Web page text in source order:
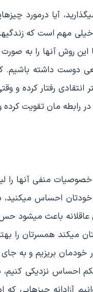
آیا درمورد
مهم است که
این روش آنها را به
واقعی دوست داشته
رفتار کرده و
رابطه مان تقویت کرده و
منفی آنها
احساس میکنید،
عاقلانه باعث میشود
همسرتان را
بریزیم و به
احساس نزدیکی